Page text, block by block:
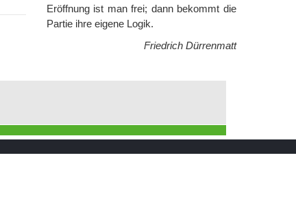
Eröffnung ist man frei; dann bekommt die
Partie ihre eigene Logik.
Friedrich Dürrenmatt